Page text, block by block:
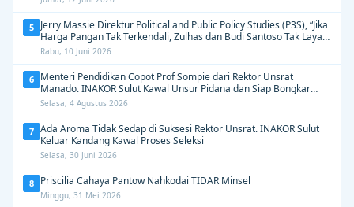
5 Jerry Massie Direktur Political and Public Policy Studies (P3S), “Jika
Harga Pangan Tak Terkendali, Zulhas dan Budi Santoso Tak Layak
Dipertahankan”
Rabu, 10 Juni 2026
6 Menteri Pendidikan Copot Prof Sompie dari Rektor Unsrat
Manado. INAKOR Sulut Kawal Unsur Pidana dan Siap Bongkar
Aroma Busuk di Suksesi Rektor
Selasa, 4 Agustus 2026
7 Ada Aroma Tidak Sedap di Suksesi Rektor Unsrat. INAKOR Sulut
Keluar Kandang Kawal Proses Seleksi
Selasa, 30 Juni 2026
8 Priscilia Cahaya Pantow Nahkodai TIDAR Minsel
Minggu, 31 Mei 2026